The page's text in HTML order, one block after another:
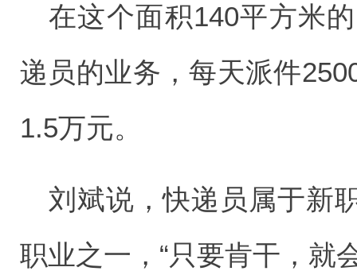
在这个面积140平方米
递员的业务，每天派件
1.5万元。
刘斌说，快递员属于新
职业之一，“只要肯干，就